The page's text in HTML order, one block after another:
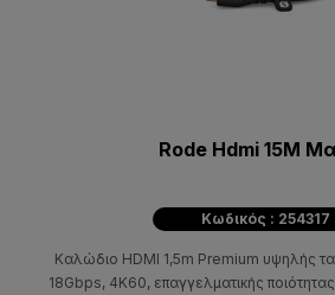
Rode Hdmi 15M
Κωδικός : 254317
Καλώδιο HDMI 1,5m Premium υψηλής
18Gbps, 4K60, επαγγελματικής